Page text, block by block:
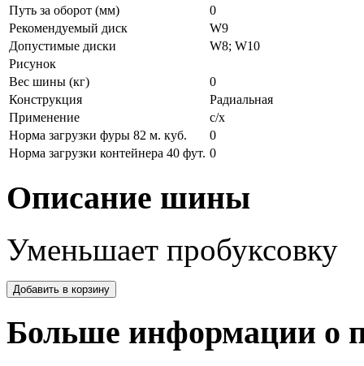
Путь за оборот (мм)
0
Рекомендуемый диск
W9
Допустимые диски
W8; W10
Рисунок
Вес шины (кг)
0
Конструкция
Радиальная
Применение
с/х
Норма загрузки фуры 82 м. куб.
0
Норма загрузки контейнера 40 фут. 0
Описание шины
Уменьшает пробуксовку
Больше информации о